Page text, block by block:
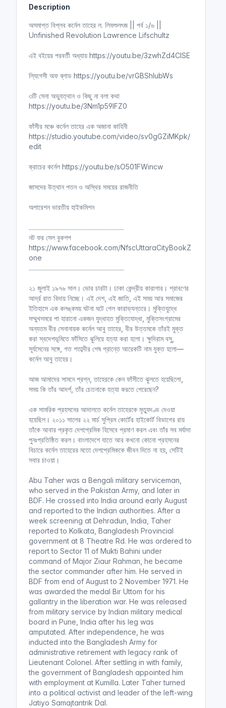
l
Description
অসমাপ্ত বিপ্লব কর্নেল তাহের ল. লিফশুলৎজ || পর্ব ১/৬ ||
Unfinished Revolution Lawrence Lifschultz
এই বইয়ের পরবর্তী অধ্যায় https://youtu.be/3zwhZd4ClSE
ল্যিগেসী অফ ব্লাড https://youtu.be/vrGBShIubWs
৩টি সেনা অভ্যুত্থান ও কিছু না বলা কথা
https://youtu.be/3Nm1p59lFZ0
ফাঁসীর মঞ্চে কর্নেল তাহের এক অজানা কাহিনী
https://studio.youtube.com/video/sv0gGZiMKpk/
edit
ক্রাচের কর্নেল https://youtu.be/sO501FWincw
জাসদের উত্থান পতন ও অস্থির সময়ের রাজনীতি
অপারেশন ভারতীয় হাইকমিশন
...............................................................
নট ফর সেল বুকশপ
https://www.facebook.com/NfscUttaraCityBookZ
one
...............................................................
২১ জুলাই ১৯৭৬ সাল। ভোর চারটা। ঢাকা কেন্দ্রীয় কারাগার। শ্রাবণের
আর্দ্র রাত বিদায় নিচ্ছে। এই দেশ, এই জাতি, এই সময় আর সমাজের
ইতিহাসে এক কলঙ্কময় ঘটনা ঘটে গেল কারাভ্যন্তরে। মুক্তিযুদ্ধে
সম্মুখসমরে পা হারানো একজন যুদ্ধাহত মুক্তিযোদ্ধা, মুক্তিসংগ্রামের
অন্যতম বীর সেনানায়ক কর্নেল আবু তাহের, বীর উত্তমকে তাঁরই মুক্ত
করা স্বদেশভূমিতে ফাঁসিতে ঝুলিয়ে হত্যা করা হলো। ক্ষুদিরাম বসু,
সূর্যসেনের সঙ্গে, গত শতাব্দীর শেষ প্রান্তে আরেকটি নাম যুক্ত হলো—
কর্নেল আবু তাহের।
আজ আমাদের সামনে প্রশ্ন, তাহেরকে কেন ফাঁসীতে ঝুলতে হয়েছিলো,
সময় কি তাঁর আদর্শ, তাঁর চেতনাকে হত্যা করতে পেরেছেন?
এক সামরিক প্রহসনের আদালতে কর্নেল তাহেরকে মৃত্যুদণ্ড দেওয়া
হয়েছিল। ২০১১ সালের ২২ মার্চ সুপ্রিম কোর্টের হাইকোর্ট বিভাগের রায়
তাঁকে আবার প্রকৃত দেশপ্রেমিক হিসেবে প্রমাণ করল এবং তাঁর সব মর্যাদা
পুনঃপ্রতিষ্ঠিত করল। বাংলাদেশে যাতে আর কখনো কোনো প্রহসনের
বিচারে কর্নেল তাহেরের মতো দেশপ্রেমিককে জীবন দিতে না হয়, সেটিই
সবার চাওয়া।
Abu Taher was a Bengali military serviceman,
who served in the Pakistan Army, and later in
BDF. He crossed into India around early August
and reported to the Indian authorities. After a
week screening at Dehradun, India, Taher
reported to Kolkata, Bangladesh Provincial
government at 8 Theatre Rd. He was ordered to
report to Sector 11 of Mukti Bahini under
command of Major Ziaur Rahman, he became
the sector commander after him. He served in
BDF from end of August to 2 November 1971. He
was awarded the medal Bir Uttom for his
gallantry in the liberation war. He was released
from military service by Indian military medical
board in Pune, India after his leg was
amputated. After independence, he was
inducted into the Bangladesh Army for
administrative retirement with legacy rank of
Lieutenant Colonel. After settling in with family,
the government of Bangladesh appointed him
with employment at Kumilla. Later Taher turned
into a political activist and leader of the left-wing
Jatiyo Samajtantrik Dal.